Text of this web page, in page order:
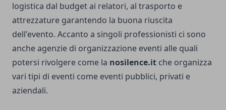
logistica dal budget ai relatori, al trasporto e
attrezzature garantendo la buona riuscita
dell'evento. Accanto a singoli professionisti ci sono
anche agenzie di organizzazione eventi alle quali
potersi rivolgere come la nosilence.it che organizza
vari tipi di eventi come eventi pubblici, privati e
aziendali.